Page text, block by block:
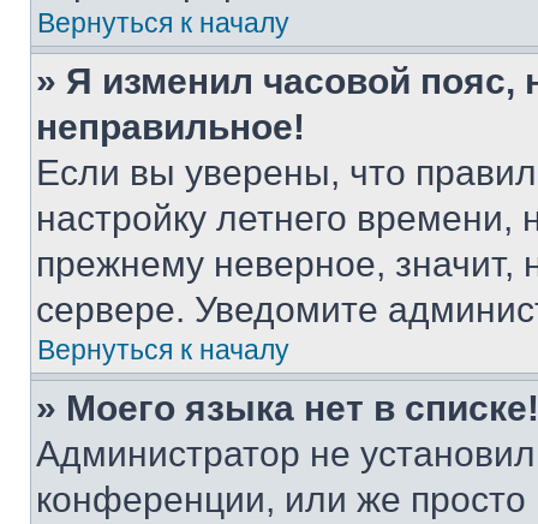
Вернуться к началу
» Я изменил часовой пояс,
неправильное!
Если вы уверены, что
настройку летнего
прежнему неверное, значит,
сервере. Уведомите
Вернуться к началу
» Моего языка нет в списке!
Администратор не
конференции, или же